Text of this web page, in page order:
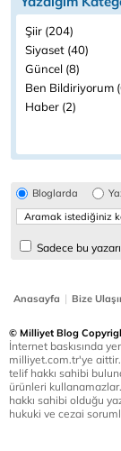
Şiir (204)
Siyaset (40)
Güncel (8)
Ben Bildiriyorum
Haber (2)
Bloglarda
Sadece bu
Anasayfa | Bize
© Milliyet Blog
İnternet baskısında
milliyet.com.tr'ye aittir.
telif hakkı sahibi
ürünleri
hakkı sahibi olduğu
hukuki ve cezai